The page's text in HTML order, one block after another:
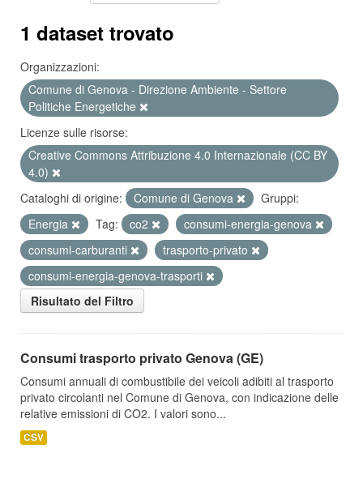
1 dataset trovato
Organizzazioni:
Comune di Genova - Direzione Ambiente - Settore
Politiche Energetiche
Licenze sulle risorse:
Creative Commons Attribuzione 4.0 Internazionale (CC BY
4.0)
Cataloghi di origine:
Comune di Genova
Gruppi:
Energia
Tag: co2
consumi-energia-genova
consumi-carburanti
trasporto-privato
consumi-energia-genova-trasporti
Risultato del Filtro
Consumi trasporto privato Genova (GE)
Consumi annuali di combustibile dei veicoli adibiti al trasporto
privato circolanti nel Comune di Genova, con indicazione delle
relative emissioni di CO2. I valori sono...
CSV